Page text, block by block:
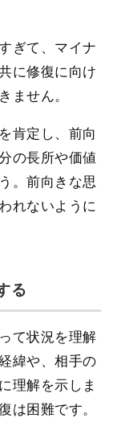
ぎて、マイナ
に修復に向け
ません。
肯定し、前向
の長所や価値
。前向きな思
れないように
る
て状況を理解
緯や、相手の
理解を示しま
は困難です。